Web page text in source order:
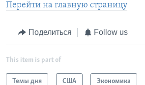
Перейти на главную страницу
Поделиться Follow us
This item is part of
Темы дня США Экономика